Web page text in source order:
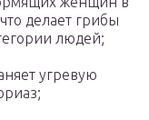
делает грибы
людей;
угревую